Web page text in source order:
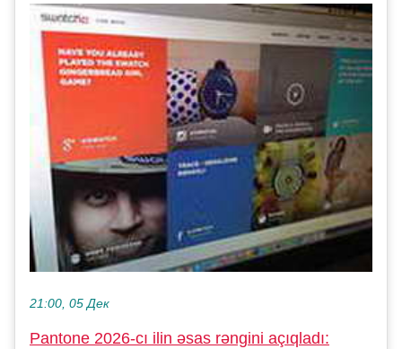
21:00, 05 Дек
Pantone 2026-cı ilin əsas rəngini açıqladı: